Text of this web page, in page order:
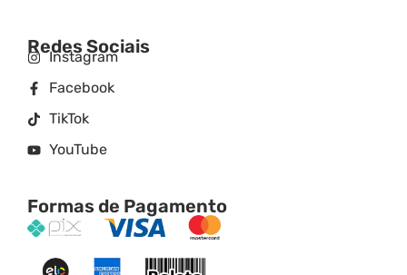
Redes Sociais
Instagram
Facebook
TikTok
YouTube
Formas de Pagamento